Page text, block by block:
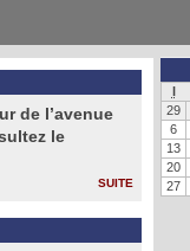
de l’avenue
le
suite
29
6
13
20
27